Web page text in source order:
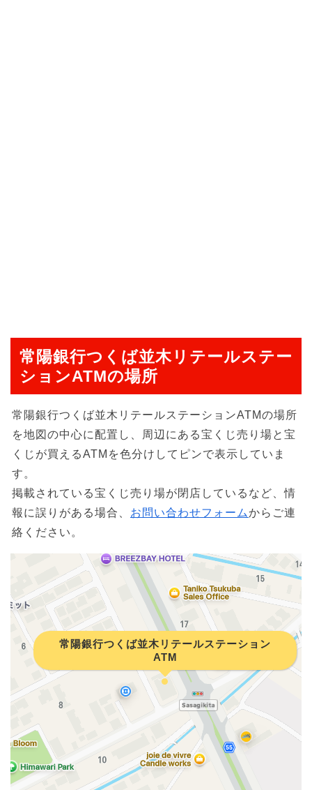
常陽銀行つくば並木リテールステー
ションATMの場所
常陽銀行つくば並木リテールステーションATMの場所
を地図の中心に配置し、周辺にある宝くじ売り場と宝
くじが買えるATMを色分けしてピンで表示していま
す。
掲載されている宝くじ売り場が閉店しているなど、情
報に誤りがある場合、 お問い合わせフォームからご連
絡ください。
常陽銀行つくば並木リテールステーション
ATM